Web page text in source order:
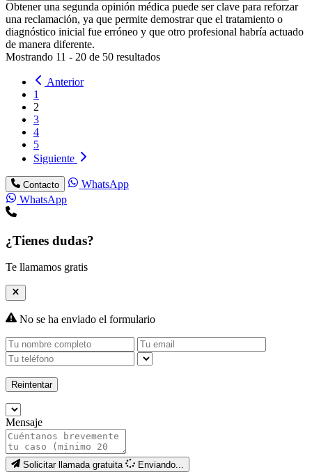
Obtener una segunda opinión médica puede ser clave para reforzar
una reclamación, ya que permite demostrar que el tratamiento o
diagnóstico inicial fue erróneo y que otro profesional habría actuado
de manera diferente.
Mostrando 11 - 20 de 50 resultados
Anterior
1
2
3
4
5
Siguiente
Contacto
WhatsApp
WhatsApp
¿Tienes dudas?
Te llamamos gratis
No se ha enviado el formulario
Reintentar
Mensaje
Solicitar llamada gratuita Enviando...